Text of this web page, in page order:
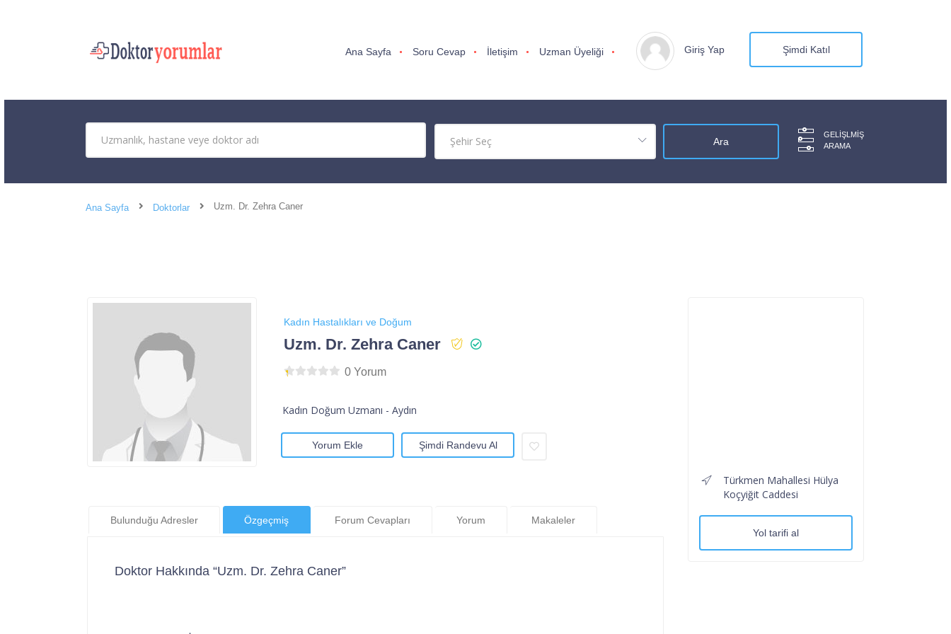
Ana Sayfa Soru Cevap İletişim Uzman Üyeliği Giriş Yap Şimdi Katıl
GELIŞLMIŞ
ARAMA
Ana Sayfa Doktorlar Uzm. Dr. Zehra Caner
Kadın Hastalıkları ve Doğum
Uzm. Dr. Zehra Caner
0 Yorum
Kadın Doğum Uzmanı - Aydın
Yorum Ekle Şimdi Randevu Al
Bulunduğu Adresler Özgeçmiş Forum Cevapları Yorum Makaleler
Doktor Hakkında “Uzm. Dr. Zehra Caner”
Türkmen Mahallesi Hülya
Koçyiğit Caddesi
Yol tarifi al